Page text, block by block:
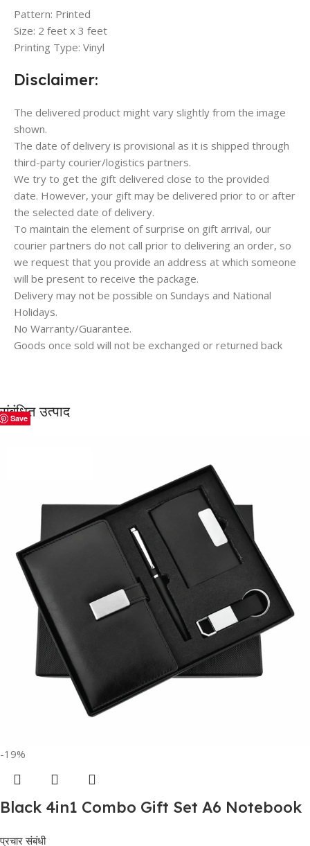
Pattern: Printed
Size: 2 feet x 3 feet
Printing Type: Vinyl
Disclaimer:
The delivered product might vary slightly from the image
shown.
The date of delivery is provisional as it is shipped through
third-party courier/logistics partners.
We try to get the gift delivered close to the provided
date. However, your gift may be delivered prior to or after
the selected date of delivery.
To maintain the element of surprise on gift arrival, our
courier partners do not call prior to delivering an order, so
we request that you provide an address at which someone
will be present to receive the package.
Delivery may not be possible on Sundays and National
Holidays.
No Warranty/Guarantee.
Goods once sold will not be exchanged or returned back
संबंधित उत्पाद
Save
-19%
Black 4in1 Combo Gift Set A6 Notebook
प्रचार संबंधी
Save
Save
Save
Save
Save